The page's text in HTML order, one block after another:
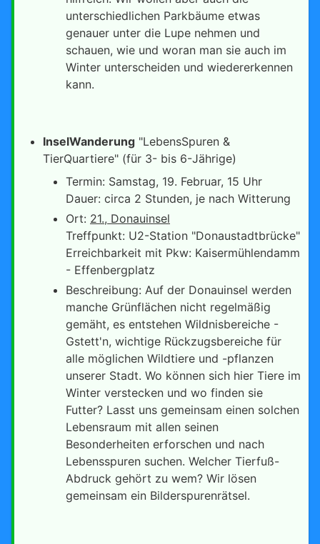
unterschiedlichen Parkbäume etwas
genauer unter die Lupe nehmen und
schauen, wie und woran man sie auch im
Winter unterscheiden und wiedererkennen
kann.
InselWanderung "LebensSpuren &
TierQuartiere" (für 3- bis 6-Jährige)
Termin: Samstag, 19. Februar, 15 Uhr
Dauer: circa 2 Stunden, je nach Witterung
Ort: 21., Donauinsel
Treffpunkt: U2-Station "Donaustadtbrücke"
Erreichbarkeit mit Pkw: Kaisermühlendamm
- Effenbergplatz
Beschreibung: Auf der Donauinsel werden
manche Grünflächen nicht regelmäßig
gemäht, es entstehen Wildnisbereiche -
Gstett'n, wichtige Rückzugsbereiche für
alle möglichen Wildtiere und -pflanzen
unserer Stadt. Wo können sich hier Tiere im
Winter verstecken und wo finden sie
Futter? Lasst uns gemeinsam einen solchen
Lebensraum mit allen seinen
Besonderheiten erforschen und nach
Lebensspuren suchen. Welcher Tierfuß-
Abdruck gehört zu wem? Wir lösen
gemeinsam ein Bilderspurenrätsel.